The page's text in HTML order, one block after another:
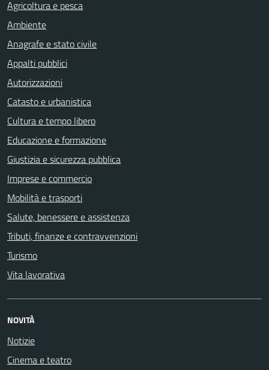
Agricoltura e pesca
Ambiente
Anagrafe e stato civile
Appalti pubblici
Autorizzazioni
Catasto e urbanistica
Cultura e tempo libero
Educazione e formazione
Giustizia e sicurezza pubblica
Imprese e commercio
Mobilità e trasporti
Salute, benessere e assistenza
Tributi, finanze e contravvenzioni
Turismo
Vita lavorativa
NOVITÀ
Notizie
Cinema e teatro